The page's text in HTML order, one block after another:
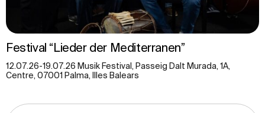
Festival “Lieder der Mediterranen”
12.07.26-19.07.26 Musik Festival, Passeig Dalt Murada, 1A,
Centre, 07001 Palma, Illes Balears